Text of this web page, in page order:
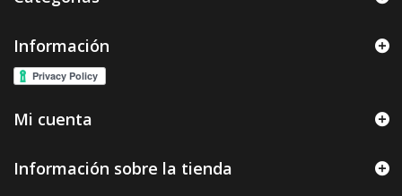
Información
Mi cuenta
Información sobre la tienda